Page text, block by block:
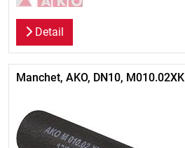
Detail
Manchet, AKO, DN10, M010.02XK